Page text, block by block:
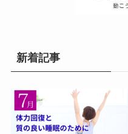
新着記事